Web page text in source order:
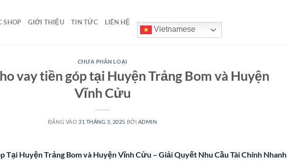
SHOP GIỚI THIỆU TIN TỨC LIÊN HỆ
Vietnamese
CHƯA PHÂN LOẠI
vay tiền góp tại Huyện Trảng Bom và Huyện
Vĩnh Cửu
ĐĂNG VÀO 31 THÁNG 3, 2025 BỞI ADMIN
Tại Huyện Trảng Bom và Huyện Vĩnh Cửu – Giải Quyết Nhu Cầu Tài Chính Nhanh